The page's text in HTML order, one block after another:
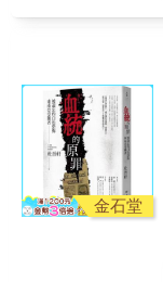
金石堂